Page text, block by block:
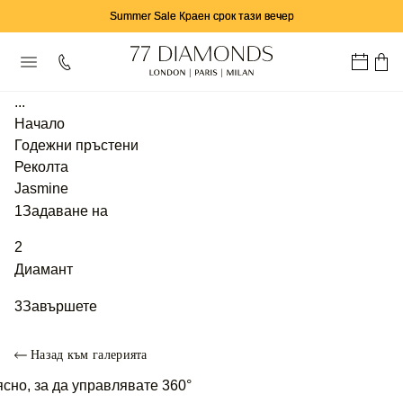
Summer Sale Краен срок тази вечер
...
Начало
Годежни пръстени
Реколта
Jasmine
1Задаване на
2
Диамант
3Завършете
Назад към галерията
за да управлявате 360°